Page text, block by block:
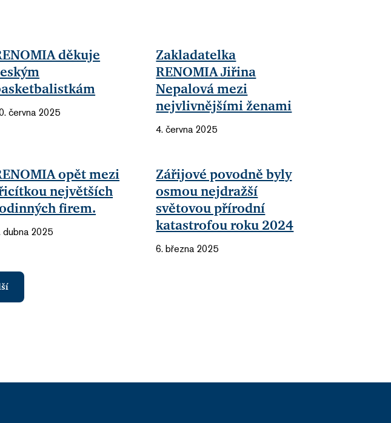
děkuje
června 2025
Zakladatelka
RENOMIA Jiřina
Nepalová mezi
nejvlivnějšími ženami
4. června 2025
opět mezi
největších
firem.
dubna 2025
Zářijové povodně byly
osmou nejdražší
světovou přírodní
katastrofou roku 2024
6. března 2025